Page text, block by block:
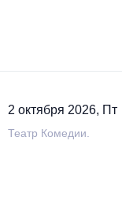
2 октября 2026, Пт
Театр Комедии.